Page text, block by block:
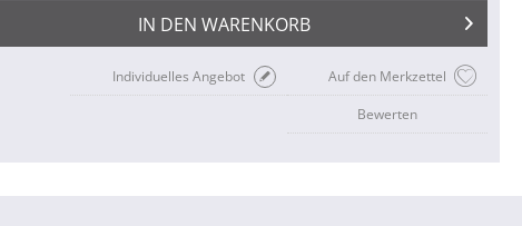
IN DEN WARENKORB
Auf den Merkzettel
Individuelles Angebot
Bewerten